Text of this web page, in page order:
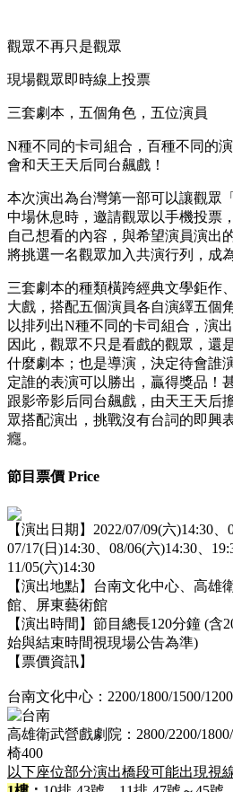
觀眾不再只是觀眾
現場觀眾即時線上投票
三套劇本，五個角色，五位演員
N種不同的卡司組合，百種不同的
會和天王天后同台飆戲！
本次演出為台灣第一部可以讓觀眾
中場休息時，邀請觀眾以手機投票
自己想看的內容，與希望演員演出
將挑選一名觀眾加入共演行列，成
三套劇本的種類橫跨經典文學鉅作
大戲，搭配五個演員各自演繹五個
以排列出N種不同的卡司組合，演
因此，觀眾不只是看戲的觀眾，還
什麼劇本；也是導演，決定待會誰
定誰的表演可以勝出，贏得獎品！
跟影帝影后同台飆戲，由天王天后
眾搭配演出，挑戰沒有台詞的即興
癮。
節目票價 Price
【演出日期】2022/07/09(六)14:30、
07/17(日)14:30、08/06(六)14:30、
11/05(六)14:30
【演出地點】台南文化中心、高雄
館、屏東藝術館
【演出時間】節目總長120分鐘 (含
始與結束時間視現場公告為準)
【票價資訊】
台南文化中心：2200/1800/1500/
高雄衛武營戲劇院：2800/2200/
椅400
以下座位部分演出橋段可能出現視